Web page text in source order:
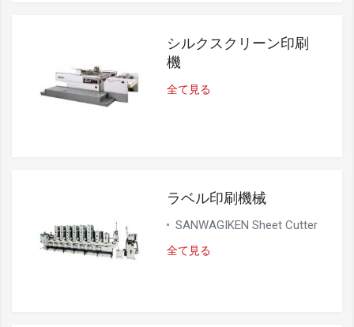
シルクスクリーン印刷
機
全て見る
ラベル印刷機械
SANWAGIKEN Sheet Cutter
全て見る